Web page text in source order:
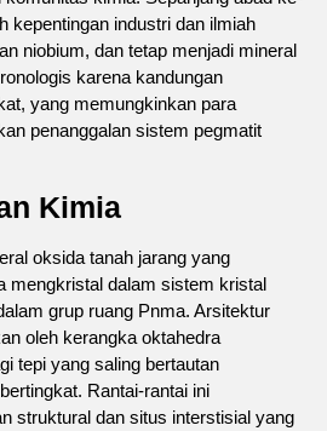
kepentingan industri dan ilmiah
niobium, dan tetap menjadi mineral
karena kandungan
yang memungkinkan para
penanggalan sistem pegmatit
Kimia
oksida tanah jarang yang
mengkristal dalam sistem kristal
grup ruang Pnma. Arsitektur
oleh kerangka oktahedra
tepi yang saling bertautan
Rantai-rantai ini
struktural dan situs interstisial yang